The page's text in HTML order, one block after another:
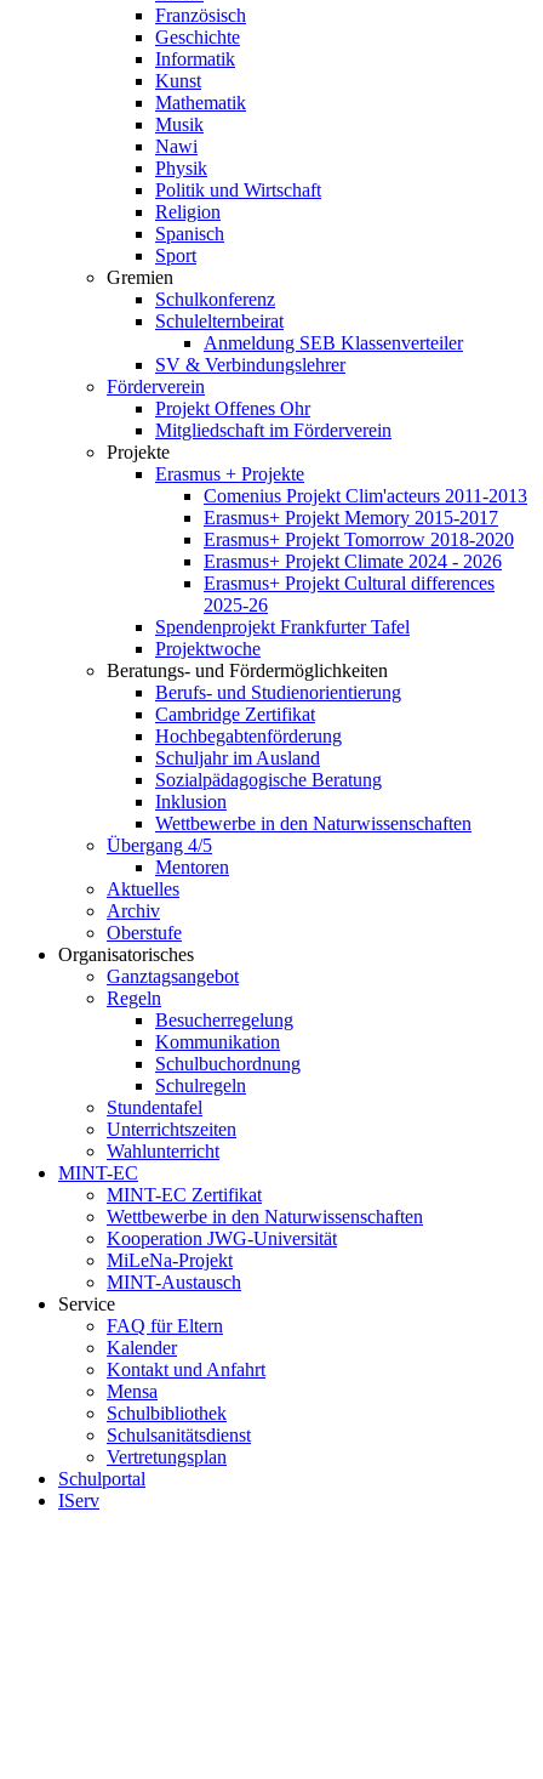
Französisch
Geschichte
Informatik
Kunst
Mathematik
Musik
Nawi
Physik
Politik und Wirtschaft
Religion
Spanisch
Sport
Gremien
Schulkonferenz
Schulelternbeirat
Anmeldung SEB Klassenverteiler
SV & Verbindungslehrer
Förderverein
Projekt Offenes Ohr
Mitgliedschaft im Förderverein
Projekte
Erasmus + Projekte
Comenius Projekt Clim'acteurs 2011-2013
Erasmus+ Projekt Memory 2015-2017
Erasmus+ Projekt Tomorrow 2018-2020
Erasmus+ Projekt Climate 2024 - 2026
Erasmus+ Projekt Cultural differences
2025-26
Spendenprojekt Frankfurter Tafel
Projektwoche
Beratungs- und Fördermöglichkeiten
Berufs- und Studienorientierung
Cambridge Zertifikat
Hochbegabtenförderung
Schuljahr im Ausland
Sozialpädagogische Beratung
Inklusion
Wettbewerbe in den Naturwissenschaften
Übergang 4/5
Mentoren
Aktuelles
Archiv
Oberstufe
Organisatorisches
Ganztagsangebot
Regeln
Besucherregelung
Kommunikation
Schulbuchordnung
Schulregeln
Stundentafel
Unterrichtszeiten
Wahlunterricht
MINT-EC
MINT-EC Zertifikat
Wettbewerbe in den Naturwissenschaften
Kooperation JWG-Universität
MiLeNa-Projekt
MINT-Austausch
Service
FAQ für Eltern
Kalender
Kontakt und Anfahrt
Mensa
Schulbibliothek
Schulsanitätsdienst
Vertretungsplan
Schulportal
IServ